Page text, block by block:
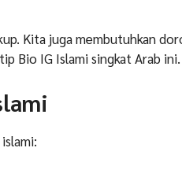
Kita juga membutuhkan
Bio IG Islami singkat Arab ini.